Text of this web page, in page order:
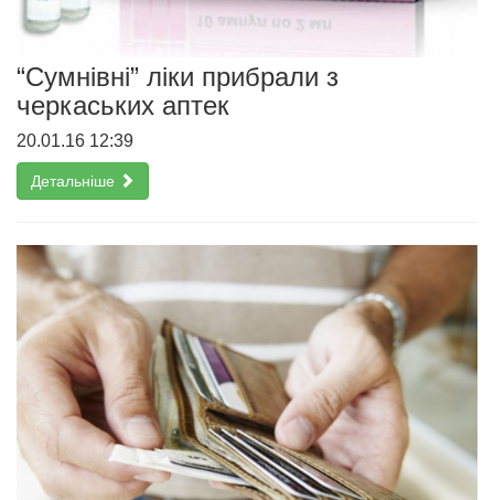
“Сумнівні” ліки прибрали з
черкаських аптек
20.01.16 12:39
Детальніше